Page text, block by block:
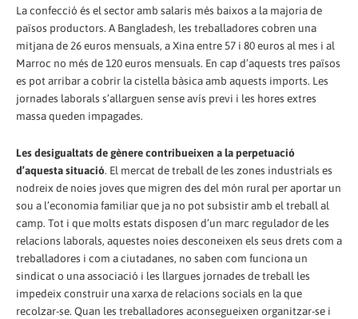
La confecció és el sector amb salaris més baixos a la majoria de
països productors. A Bangladesh, les treballadores cobren una
mitjana de 26 euros mensuals, a Xina entre 57 i 80 euros al mes i al
Marroc no més de 120 euros mensuals. En cap d’aquests tres països
es pot arribar a cobrir la cistella bàsica amb aquests imports. Les
jornades laborals s’allarguen sense avís previ i les hores extres
massa queden impagades.
Les desigualtats de gènere contribueixen a la perpetuació
d’aquesta situació. El mercat de treball de les zones industrials es
nodreix de noies joves que migren des del món rural per aportar un
sou a l’economia familiar que ja no pot subsistir amb el treball al
camp. Tot i que molts estats disposen d’un marc regulador de les
relacions laborals, aquestes noies desconeixen els seus drets com a
treballadores i com a ciutadanes, no saben com funciona un
sindicat o una associació i les llargues jornades de treball les
impedeix construir una xarxa de relacions socials en la que
recolzar-se. Quan les treballadores aconsegueixen organitzar-se i